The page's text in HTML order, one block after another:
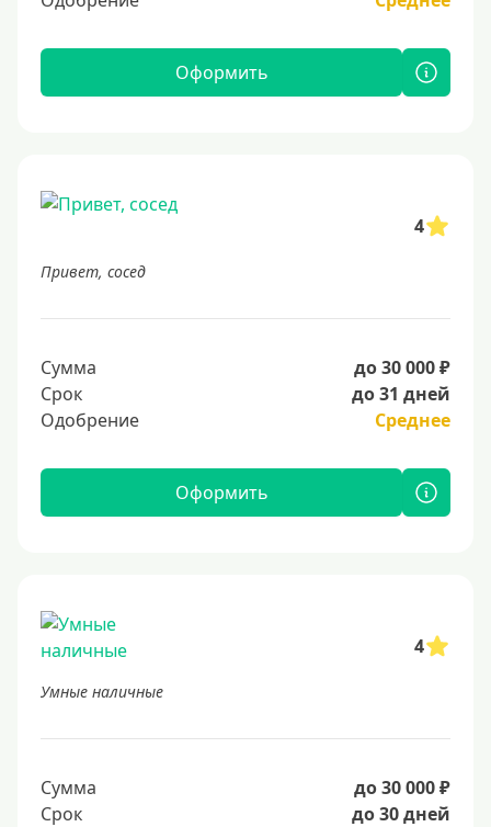
Оформить
4
Привет, сосед
Сумма
до 30 000 ₽
Срок
до 31 дней
Одобрение
Среднее
Оформить
4
Умные наличные
Сумма
до 30 000 ₽
Срок
до 30 дней